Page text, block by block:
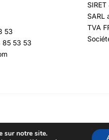
53
85 53 53
SARL
TVA
sur notre site.